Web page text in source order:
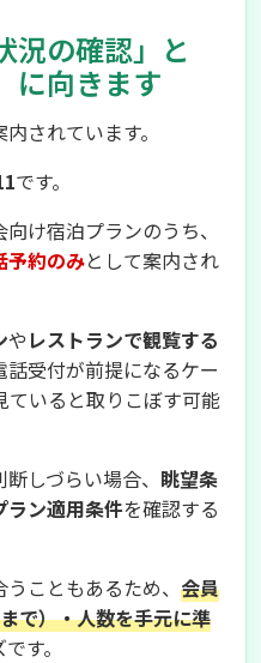
況の確認」と
に向きます
されています。
です。
け宿泊プランのうち、
予約のみとして案内され
や レストランで観覧する
話受付が前提になるケー
ていると取りこぼす可能
しづらい場合、 眺望条
ラン適用条件を確認する
こともあるため、 会員
で）・人数を手元に準
す。